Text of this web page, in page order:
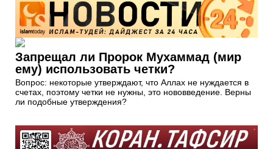
Запрещал ли Пророк Мухаммад (мир
ему) использовать четки?
Вопрос: некоторые утверждают, что Аллах не нуждается в
счетах, поэтому четки не нужны, это нововведение. Верны
ли подобные утверждения?